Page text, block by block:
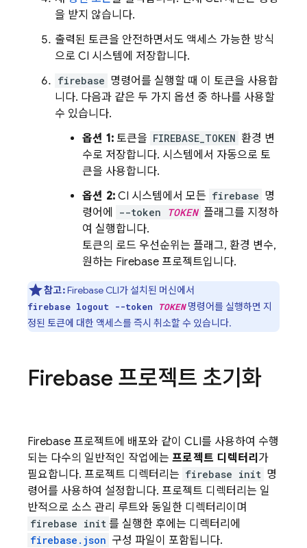
을 받지 않습니다.
출력된 토큰을 안전하면서도 액세스 가능한 방식
으로 CI 시스템에 저장합니다.
firebase 명령어를 실행할 때 이 토큰을 사용합
니다. 다음과 같은 두 가지 옵션 중 하나를 사용할
수 있습니다.
옵션 1: 토큰을 FIREBASE_TOKEN 환경 변
수로 저장합니다. 시스템에서 자동으로 토
큰을 사용합니다.
옵션 2: CI 시스템에서 모든 firebase 명
령어에
--token TOKEN 플래그를 지정하
여 실행합니다.
토큰의 로드 우선순위는 플래그, 환경 변수,
원하는 Firebase 프로젝트입니다.
참고:FirebaseCLI가 설치된 머신에서
firebase logout --token TOKEN명령어를 실행하면 지
정된 토큰에 대한 액세스를 즉시 취소할 수 있습니다.
Firebase 프로젝트 초기화
Firebase 프로젝트에 배포와 같이 CLI를 사용하여 수행
되는 다수의 일반적인 작업에는 프로젝트 디렉터리 가
필요합니다. 프로젝트 디렉터리는 firebase init 명
령어를 사용하여 설정합니다. 프로젝트 디렉터리는 일
반적으로 소스 관리 루트와 동일한 디렉터리이며
firebase init 를 실행한 후에는 디렉터리에
firebase.json 구성 파일이 포함됩니다.